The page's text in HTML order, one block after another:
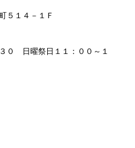
５１４－１Ｆ
０ 日曜祭日１１：００～１